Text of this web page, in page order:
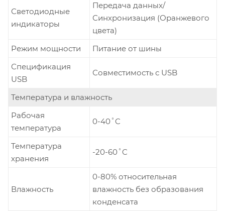
Светодиодные
индикаторы
Передача данных/
Синхронизация (Оранжевого
цвета)
Режим мощности
Питание от шины
Спецификация
USB
Совместимость с USB
Температура и влажность
Рабочая
температура
0-40˚C
Температура
хранения
-20-60˚C
Влажность
0-80% относительная
влажность без образования
конденсата